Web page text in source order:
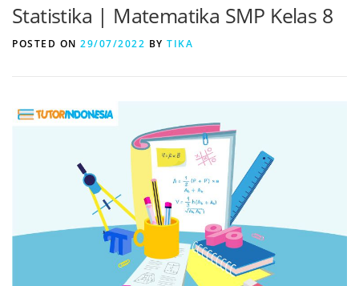
Statistika | Matematika SMP Kelas 8
POSTED ON 29/07/2022 BY TIKA